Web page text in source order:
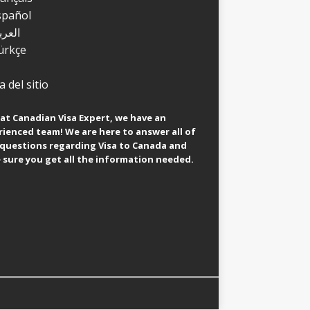
del sitio
Canadian Visa Expert, we have an
team! We are here to answer all of
regarding Visa to Canada and
sure you get all the information needed.